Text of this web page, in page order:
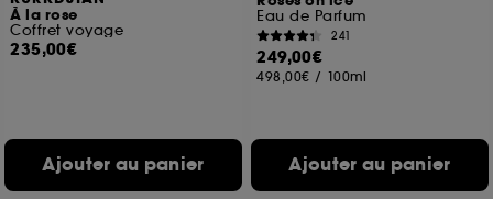
À la rose
Coffret voyage
235,00€
Ajouter au panier
Eau de Parfum
241
249,00€
498,00€ / 100ml
Ajouter au panier